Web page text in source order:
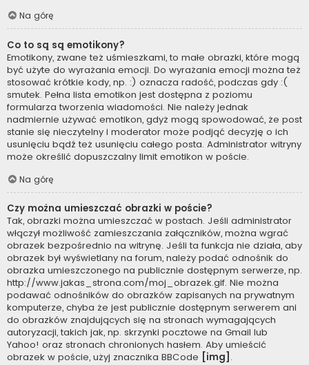
Na górę
Co to są są emotikony?
Emotikony, zwane też uśmieszkami, to małe obrazki, które mogą
być użyte do wyrażania emocji. Do wyrażania emocji można też
stosować krótkie kody, np. :) oznacza radość, podczas gdy :(
smutek. Pełna lista emotikon jest dostępna z poziomu
formularza tworzenia wiadomości. Nie należy jednak
nadmiernie używać emotikon, gdyż mogą spowodować, że post
stanie się nieczytelny i moderator może podjąć decyzję o ich
usunięciu bądź też usunięciu całego posta. Administrator witryny
może określić dopuszczalny limit emotikon w poście.
Na górę
Czy można umieszczać obrazki w poście?
Tak, obrazki można umieszczać w postach. Jeśli administrator
włączył możliwość zamieszczania załączników, można wgrać
obrazek bezpośrednio na witrynę. Jeśli ta funkcja nie działa, aby
obrazek był wyświetlany na forum, należy podać odnośnik do
obrazka umieszczonego na publicznie dostępnym serwerze, np.
http://www.jakas_strona.com/moj_obrazek.gif. Nie można
podawać odnośników do obrazków zapisanych na prywatnym
komputerze, chyba że jest publicznie dostępnym serwerem ani
do obrazków znajdujących się na stronach wymagających
autoryzacji, takich jak, np. skrzynki pocztowe na Gmail lub
Yahoo! oraz stronach chronionych hasłem. Aby umieścić
obrazek w poście, użyj znacznika BBCode
[img] .